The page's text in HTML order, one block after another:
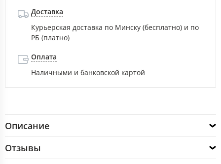
Доставка
Курьерская доставка по Минску (бесплатно) и по
РБ (платно)
Оплата
Наличными и банковской картой
Описание
Отзывы